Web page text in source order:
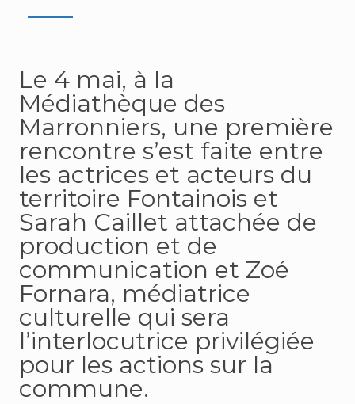
Le 4 mai, à la
Médiathèque des
Marronniers, une première
rencontre s’est faite entre
les actrices et acteurs du
territoire Fontainois et
Sarah Caillet attachée de
production et de
communication et Zoé
Fornara, médiatrice
culturelle qui sera
l’interlocutrice privilégiée
pour les actions sur la
commune.